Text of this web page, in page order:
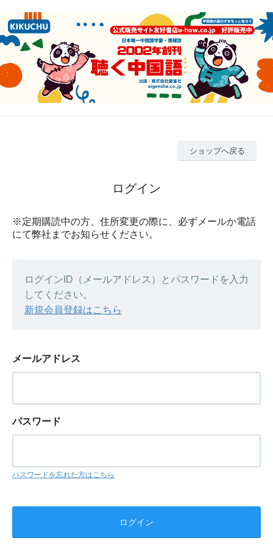
ショップへ戻る
ログイン
※定期購読中の方、住所変更の際に、必ずメールか電話
にて弊社までお知らせください。
ログインID（メールアドレス）とパスワードを入力
してください。
新規会員登録はこちら
メールアドレス
パスワード
パスワードを忘れた方はこちら